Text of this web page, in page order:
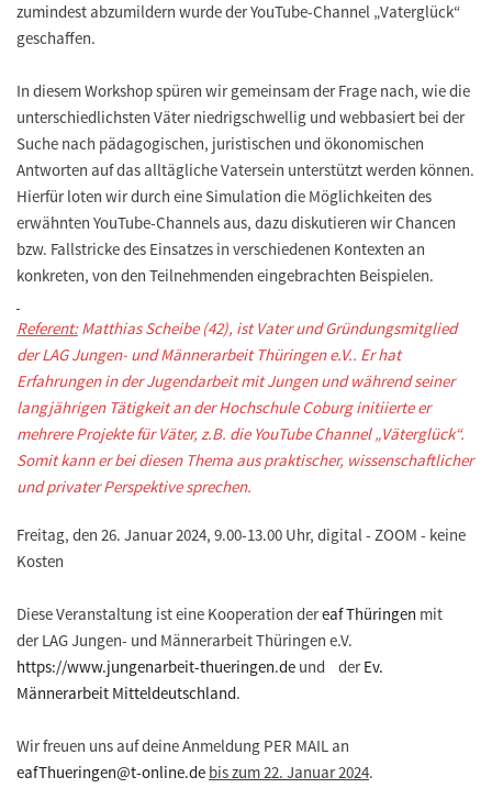
zumindest abzumildern wurde der YouTube-Channel „Vaterglück“
geschaffen.
In diesem Workshop spüren wir gemeinsam der Frage nach, wie die
unterschiedlichsten Väter niedrigschwellig und webbasiert bei der
Suche nach pädagogischen, juristischen und ökonomischen
Antworten auf das alltägliche Vatersein unterstützt werden können.
Hierfür loten wir durch eine Simulation die Möglichkeiten des
erwähnten YouTube-Channels aus, dazu diskutieren wir Chancen
bzw. Fallstricke des Einsatzes in verschiedenen Kontexten an
konkreten, von den Teilnehmenden eingebrachten Beispielen.
Referent:Matthias Scheibe (42), ist Vater und Gründungsmitglied
der LAG Jungen- und Männerarbeit Thüringen e.V.. Er hat
Erfahrungen in der Jugendarbeit mit Jungen und während seiner
langjährigen Tätigkeit an der Hochschule Coburg initiierte er
mehrere Projekte für Väter, z.B. die YouTube Channel „Väterglück“.
Somit kann er bei diesen Thema aus praktischer, wissenschaftlicher
und privater Perspektive sprechen.
Freitag, den 26. Januar 2024, 9.00-13.00 Uhr, digital - ZOOM - keine
Kosten
Diese Veranstaltung ist eine Kooperation dereaf Thüringen mit
der LAG Jungen- und Männerarbeit Thüringen e.V.
https://www.jungenarbeit-thueringen.de und derEv.
Männerarbeit Mitteldeutschland.
Wir freuen uns auf deine Anmeldung PER MAIL an
eafThueringen@t-online.de bis zum 22. Januar 2024.